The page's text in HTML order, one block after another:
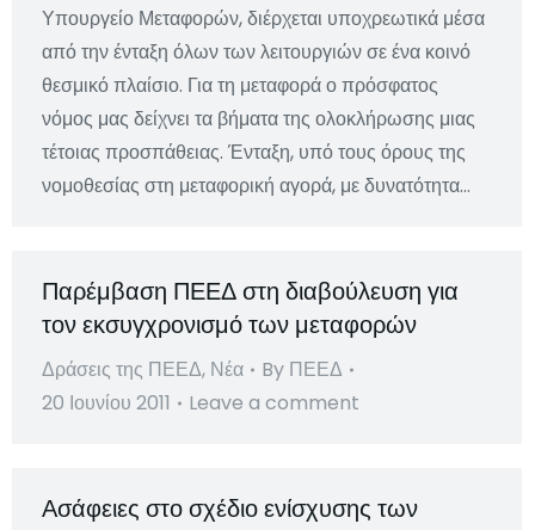
Υπουργείο Μεταφορών, διέρχεται υποχρεωτικά μέσα
από την ένταξη όλων των λειτουργιών σε ένα κοινό
θεσμικό πλαίσιο. Για τη μεταφορά ο πρόσφατος
νόμος μας δείχνει τα βήματα της ολοκλήρωσης μιας
τέτοιας προσπάθειας. Ένταξη, υπό τους όρους της
νομοθεσίας στη μεταφορική αγορά, με δυνατότητα…
Παρέμβαση ΠΕΕΔ στη διαβούλευση για
τον εκσυγχρονισμό των μεταφορών
Δράσεις της ΠΕΕΔ, Νέα By ΠΕΕΔ
20 Ιουνίου 2011
Leave a comment
Ασάφειες στο σχέδιο ενίσχυσης των